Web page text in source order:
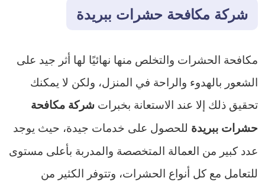
شركة مكافحة حشرات ببريدة
مكافحة الحشرات والتخلص منها نهائيًا لها أثر جيد على
الشعور بالهدوء والراحة في المنزل، ولكن لا يمكنك
تحقيق ذلك إلا عند الاستعانة بخبرات شركة مكافحة
حشرات ببريدة للحصول على خدمات جيدة، حيث يوجد
عدد كبير من العمالة المتخصصة والمدربة بأعلى مستوى
للتعامل مع كل أنواع الحشرات، وتتوفر الكثير من